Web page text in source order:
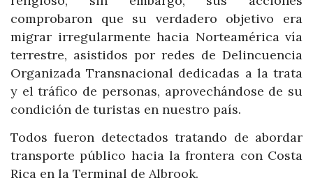
comprobaron que su verdadero objetivo era
migrar irregularmente hacia Norteamérica vía
terrestre, asistidos por redes de Delincuencia
Organizada Transnacional dedicadas a la trata
y el tráfico de personas, aprovechándose de su
condición de turistas en nuestro país.
Todos fueron detectados tratando de abordar
transporte público hacia la frontera con Costa
Rica en la Terminal de Albrook.